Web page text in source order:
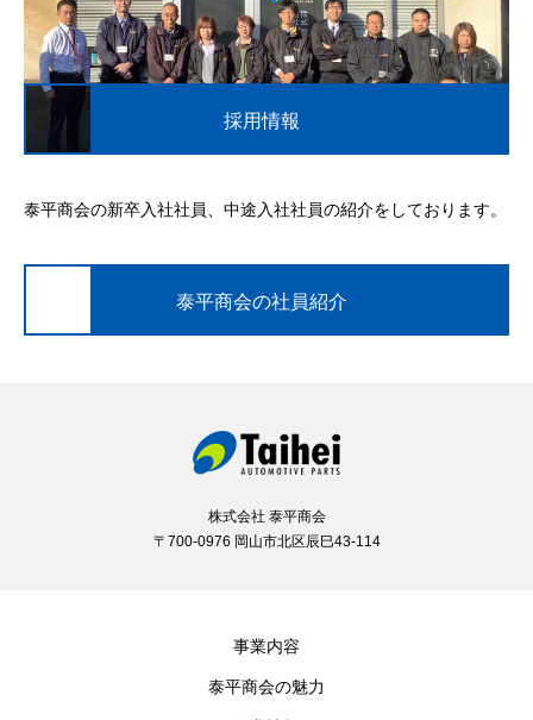
採用情報
泰平商会の新卒入社社員、中途入社社員の紹介をしております。
泰平商会の社員紹介
株式会社 泰平商会
〒700-0976 岡山市北区辰巳43-114
事業内容
泰平商会の魅力